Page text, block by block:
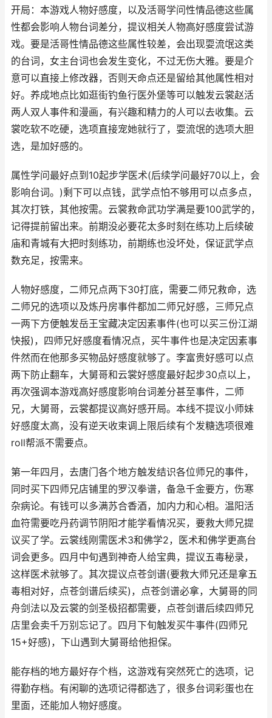
开局：本游戏人物好感度，以及活哥学问性情品德这些属
性都会影响人物台词差分，提议相关人物高好感度尝试游
戏。要是活哥性情品德这些属性较差，会出现耍流氓这类
的台词，女主台词也会发生变化，不过无伤大雅。要是介
意可以直接上修改器，否则天命点还是留给其他属性相对
好。养成地点比如逛街钓鱼行医外堡等可以触发云裳赵活
两人双人事件和漫画，有兴趣和精力的人可以去收集。云
裳吃软不吃硬，选项直接宠她就行了，耍流氓的选项大胆
选，是加好感的。
属性学问最好点到10起步学医术(后续学问最好70以上，会
影响台词。)剩下可以点钱，武学点怕不够用可以点多点，
其次打铁，其他按需。云裳救命武功学满是要100武学的，
记得提前留出来。前期没必要花太多时刻在练功上后续破
庙和青城有大把时刻练功，前期练也没坏处，保证武学点
数充足，按需来。
人物好感度，二师兄点两下30打底，需要二师兄救命，选
二师兄的选项以及炼丹房事件都加二师兄好感，三师兄点
一两下方便触发岳王宝藏决定因素事件(也可以买三份江湖
快报)，四师兄好感度看情况点，买牛事件也是决定因素事
件然而在他那多买物品好感度就够了。李富贵好感可以点
两下防止翻车，大舅哥和云裳好感度最好起步30点以上，
再次强调本游戏高好感度影响台词差分甚至事件，二师
兄，大舅哥，云裳都提议高好感开局。本线不提议小师妹
好感度太高，没有逆天收束调上限后续有个发糖选项很难
roll帮派不需要点。
第一年四月，去唐门各个地方触发结识各位师兄的事件，
同时买下四师兄店铺里的罗汉拳谱，备急千金要方，伤寒
杂病论。有钱可以多满苏合香酒，加内力和心相。温阳活
血符需要吃丹药调节阴阳才能学看情况买，要救大师兄提
议买了学。云裳线刚需医术3和佛学2，医术和佛学更高台
词会更多。四月中旬遇到神奇人给宝典，提议五毒秘录，
这样医术就够了。其次提议点苍剑谱(要救大师兄还是拿五
毒相对好，点苍剑谱后续买)，点苍剑谱必拿，大舅哥的同
舟剑法以及云裳的剑圣极招都需要，点苍剑谱后续四师兄
店里会卖千万别忘记了。四月下旬触发买牛事件(四师兄
15+好感)，下山遇到大舅哥给他担保。
能存档的地方最好存个档，这游戏有突然死亡的选项，记
得勤存档。有闲聊的选项记得都选了，很多台词彩蛋也在
里面，还能加人物好感度。